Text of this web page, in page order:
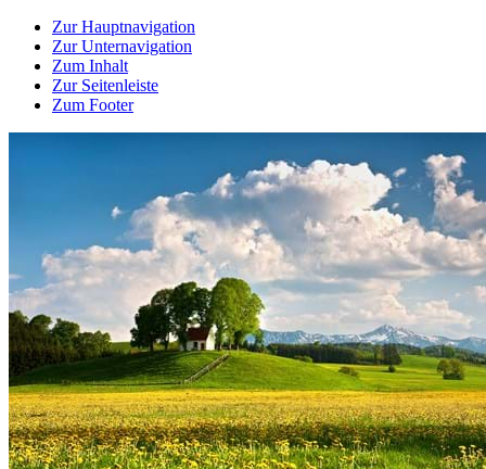
Zur Hauptnavigation
Zur Unternavigation
Zum Inhalt
Zur Seitenleiste
Zum Footer